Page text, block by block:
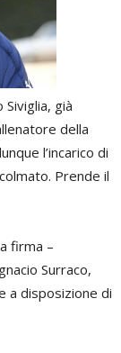
Siviglia, già
della
l’incarico di
Prende il
firma –
Surraco,
a disposizione di